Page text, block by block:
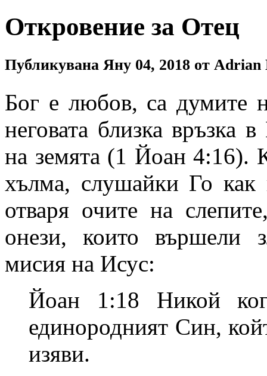
Откровение за Отец
Публикувана Яну 04, 2018 от Adrian
Бог е любов, са думите
неговата близка връзка
на земята (1 Йоан 4:16).
хълма, слушайки Го как
отваря очите на
онези, които вършели
мисия на Исус:
Йоан 1:18 Никой
единородният Син,
изяви.